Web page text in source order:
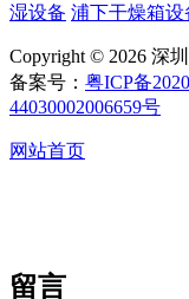
湿设备 浦下干燥箱设
Copyright © 2026 深
备案号： 粤ICP备
44030002006659号
网站首页
留言